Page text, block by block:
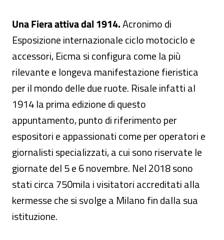
Una Fiera attiva dal 1914.Acronimo di
Esposizione internazionale ciclo motociclo e
accessori, Eicma si configura come la più
rilevante e longeva manifestazione fieristica
per il mondo delle due ruote. Risale infatti al
1914 la prima edizione di questo
appuntamento, punto di riferimento per
espositori e appassionati come per operatori e
giornalisti specializzati, a cui sono riservate le
giornate del 5 e 6 novembre. Nel 2018 sono
stati circa 750mila i visitatori accreditati alla
kermesse che si svolge a Milano fin dalla sua
istituzione.